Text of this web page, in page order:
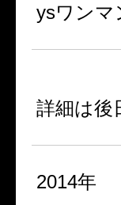
ysワンマ
詳細は後
2014年